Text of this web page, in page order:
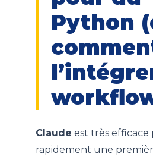
Python
Claude est très
rapidement une